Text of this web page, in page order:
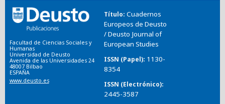
Facultad de Ciencias Sociales y
Humanas
Universidad de Deusto
Avenida de las Universidades 24
48007 Bilbao
ESPAÑA
www.deusto.es
Título Cuadernos
Europeos de Deusto
/ Deusto Journal of
European Studies
ISSN (Papel) 1130-
8354
ISSN (Electrónico)
2445-3587